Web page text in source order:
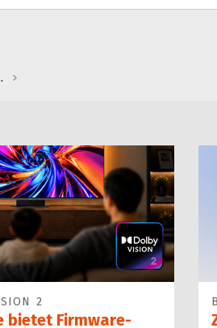
etc.
2
bietet Firmware-